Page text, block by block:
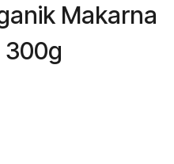
Makarna
300g